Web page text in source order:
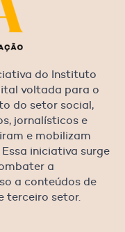
do Instituto
voltada para o
do setor social,
jornalísticos e
e mobilizam
iniciativa surge
a
a conteúdos de
terceiro setor.